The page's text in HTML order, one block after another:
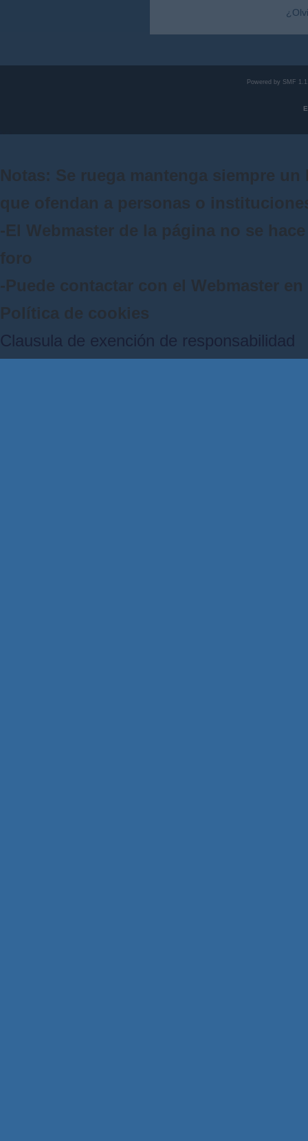
Powered by SMF
Notas: Se ruega mantenga siempre
que ofendan a personas o
-El Webmaster de la página no se
foro
-Puede contactar con el Webmaster
Política de cookies
Clausula de exención de responsabilidad